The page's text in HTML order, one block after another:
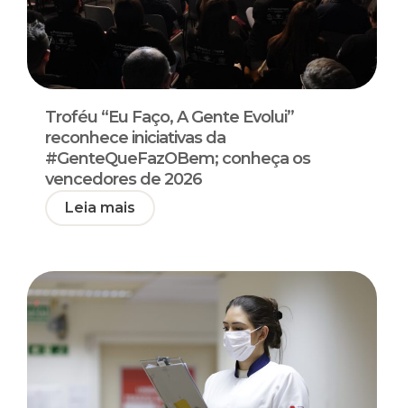
Troféu “Eu Faço, A Gente Evolui”
reconhece iniciativas da
#GenteQueFazOBem; conheça os
vencedores de 2026
Leia mais